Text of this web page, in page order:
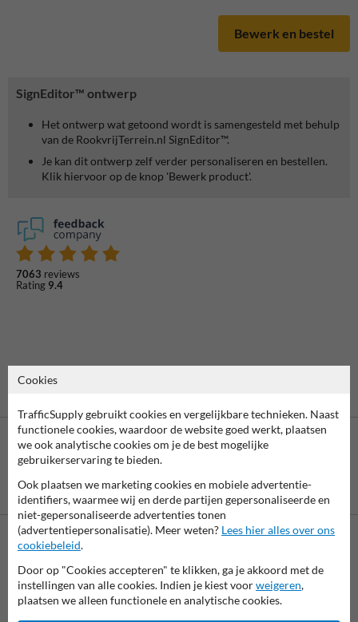
SignEditor™ ontwerp
Het ontwerp wat getoond wordt is samengesteld met behulp
van de RookvrijTerrein.nl SignEditor™.
Je kan dit ontwerp zelf verder personaliseren en bestellen.
Klik hiervoor op de knop 'Bewerk product'.
7063 reviews
Rating 9.4
Bewerk en bestel
Betaling achteraf
is mogelijk
We zijn vandaag tot 17.00 telefonisch bereikbaar voor
al je vragen over onze producten en diensten.
Cookies
TrafficSupply gebruikt cookies en vergelijkbare technieken. Naast
functionele cookies, waardoor de website goed werkt, plaatsen
we ook analytische cookies om je de best mogelijke
gebruikerservaring te bieden.
Ook plaatsen we marketing cookies en mobiele advertentie-
identifiers, waarmee wij en derde partijen gepersonaliseerde en
niet-gepersonaliseerde advertenties tonen
(advertentiepersonalisatie). Meer weten? Lees hier alles over ons
cookiebeleid.
Door op "Cookies accepteren" te klikken, ga je akkoord met de
instellingen van alle cookies. Indien je kiest voorweigeren,
plaatsen we alleen functionele en analytische cookies.